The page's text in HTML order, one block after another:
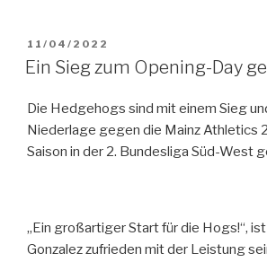
VERÖFFENTLICHT
AM
11/04/2022
Ein Sieg zum Opening-Day
Die Hedgehogs sind mit einem Sieg
Niederlage gegen die Mainz Athletics
Saison in der 2. Bundesliga Süd-West
„Ein großartiger Start für die Hogs!“,
Gonzalez zufrieden mit der Leistung